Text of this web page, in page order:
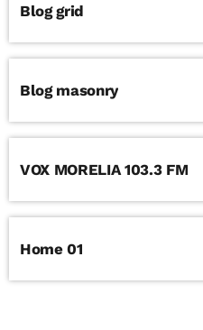
Blog grid
Blog masonry
VOX MORELIA 103.3 FM
Home 01